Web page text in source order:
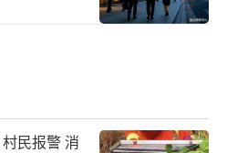
民报警 消